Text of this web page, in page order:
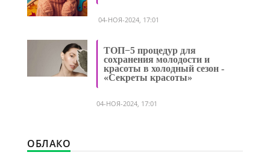
04-НОЯ-2024, 17:01
ТОП−5 процедур для
сохранения молодости и
красоты в холодный сезон -
«Секреты красоты»
04-НОЯ-2024, 17:01
ОБЛАКО